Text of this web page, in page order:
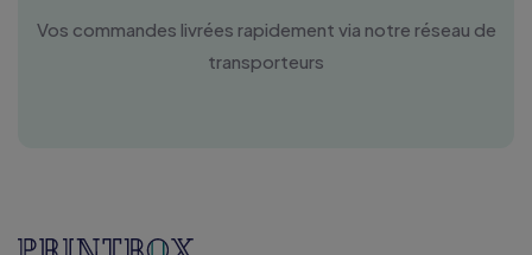
Vos commandes livrées rapidement via notre réseau de
transporteurs